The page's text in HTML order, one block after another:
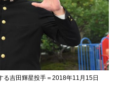
る吉田輝星投手＝2018年11月15日